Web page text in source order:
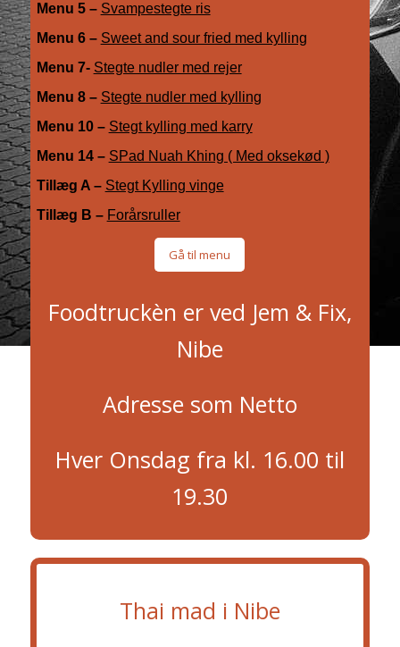
Menu 5 – Svampestegte ris
Menu 6 – Sweet and sour fried med kylling
Menu 7- Stegte nudler med rejer
Menu 8 – Stegte nudler med kylling
Menu 10 – Stegt kylling med karry
Menu 14 – SPad Nuah Khing ( Med oksekød )
Tillæg A – Stegt Kylling vinge
Tillæg B – Forårsruller
Gå til menu
Foodtruckèn er ved Jem & Fix,
Nibe
Adresse som Netto
Hver Onsdag fra kl. 16.00 til
19.30
Thai mad i Nibe